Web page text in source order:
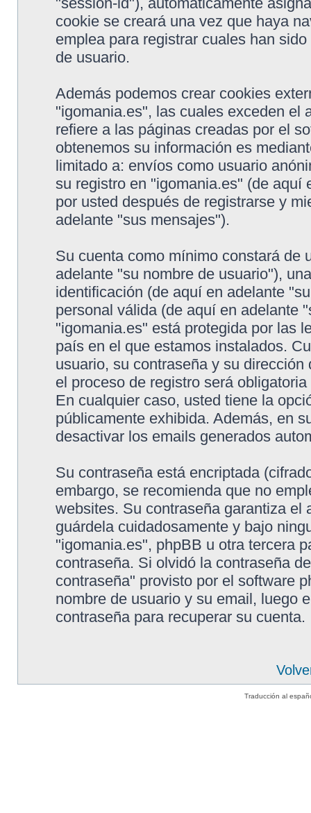
cookie se creará una vez que haya
emplea para registrar cuales han
de usuario.
Además podemos crear cookies
"igomania.es", las cuales exceden el
refiere a las páginas creadas por el
obtenemos su información es
limitado a: envíos como usuario
su registro en "igomania.es" (de aquí
por usted después de registrarse y
adelante "sus mensajes").
Su cuenta como mínimo constará de
adelante "su nombre de usuario"),
identificación (de aquí en adelante
personal válida (de aquí en adelante
"igomania.es" está protegida por las
país en el que estamos instalados.
usuario, su contraseña y su
el proceso de registro será
En cualquier caso, usted tiene la
públicamente exhibida. Además, en
desactivar los emails generados
Su contraseña está encriptada
embargo, se recomienda que no
websites. Su contraseña garantiza el
guárdela cuidadosamente y bajo
"igomania.es", phpBB u otra tercera
contraseña. Si olvidó la contraseña
contraseña" provisto por el software
nombre de usuario y su email, luego
contraseña para recuperar su cuenta.
Traducción al